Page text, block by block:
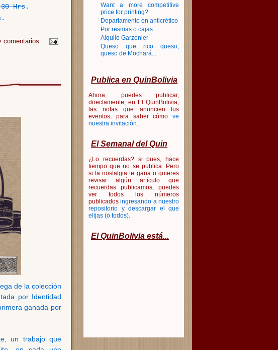
Hrs.
comentarios:
de la colección
por Identidad
ganada por
un trabajo que
Want a more competitive
price for printing?
Departamento en anticrético
Por resmas o cajas
Alquilo Garzonier
Queso que rico queso,
queso de Mochará...
Publica en QuinBolivia
Ahora, puedes publicar,
directamente, en El QuinBolivia,
las notas que anuncien tus
eventos, para saber cómo ve
nuestra invitación.
El Semanal del Quin
¿Lo recuerdas? si pues, hace
tiempo que no se publica. Pero
si la nostalgia te gana o quieres
revisar algún artículo que
recuerdas publicamos, puedes
ver todos los números
publicados ingresando a nuestro
repositorio y descargar el que
elijas (o todos).
El QuinBolivia está...